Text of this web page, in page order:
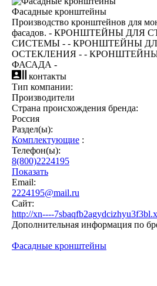
Фасадные кронштейны
Производство кронштейнов для
фасадов. - КРОНШТЕЙНЫ ДЛЯ
СИСТЕМЫ - - КРОНШТЕЙНЫ
ОСТЕКЛЕНИЯ - -
ФАСАДА -
контакты
Тип компании:
Производители
Страна происхождения бренда:
Россия
Раздел(ы):
Комплектующие :
Телефон(ы):
8(800)2224195
Показать
Email:
2224195@mail.ru
Сайт:
http://xn----
Дополнительная информация по
Фасадные кронштейны